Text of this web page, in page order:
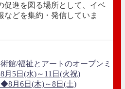
促進を図る場所として、イベ
などを集約・発信していま
館/福祉とアートのオープンミ
月5日(水)～11日(火祝)
月6日(木)～8日(土)